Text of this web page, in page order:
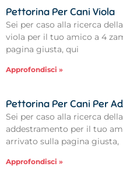
Pettorina Per Cani Viola
Sei per caso alla ricerca
viola per il tuo amico a 4
pagina giusta, qui
Approfondisci »
Pettorina Per Cani Per
Sei per caso alla ricerca
addestramento per il tuo
arrivato sulla pagina giusta,
Approfondisci »